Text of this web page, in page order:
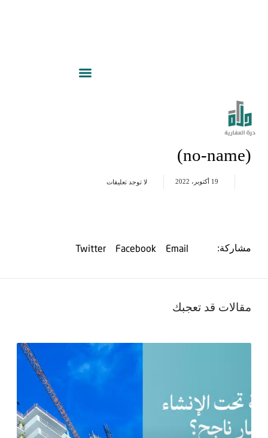
(no-name)
19 أكتوبر، 2022 لا توجد تعليقات
مشاركة: Email
Facebook
Twitter
مقالات قد تعجبك